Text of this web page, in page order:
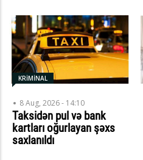
KRİMİNAL
8 Aug, 2026 - 14:10
Taksidən pul və bank
kartları oğurlayan şəxs
saxlanıldı